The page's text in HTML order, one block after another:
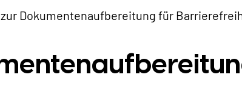
Jobs
TYPO3 Templates
AI UniverseANFRAGE GLOSSAR
Dokumentenaufbereitung für